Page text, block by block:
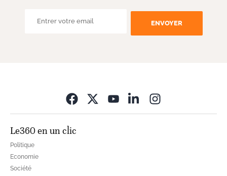
ENVOYER
Le360 en un clic
Politique
Economie
Société